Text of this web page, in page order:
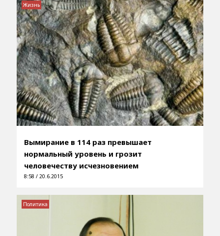
Вымирание в 114 раз превышает
нормальный уровень и грозит
человечеству исчезновением
8:58 / 20.6.2015
Жизнь
Политика